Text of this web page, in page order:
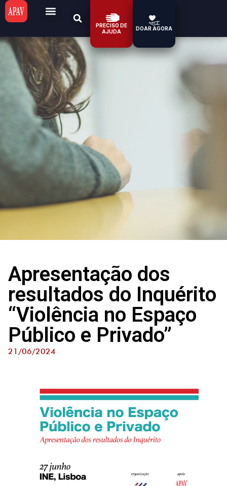
PRECISO DE
AJUDA
DOAR AGORA
Apresentação dos
resultados do Inquérito
“Violência no Espaço
Público e Privado”
21/06/2024